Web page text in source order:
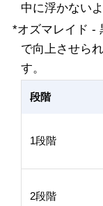
中に浮かない
*オズマレイド -
で向上させら
す。
段階
1段階
2段階